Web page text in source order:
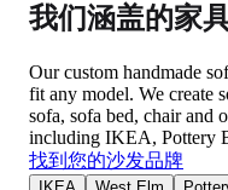
我们涵盖的家
Our custom handmade
fit any model. We create
sofa, sofa bed, chair and
including IKEA, Pottery
找到您的沙发品牌